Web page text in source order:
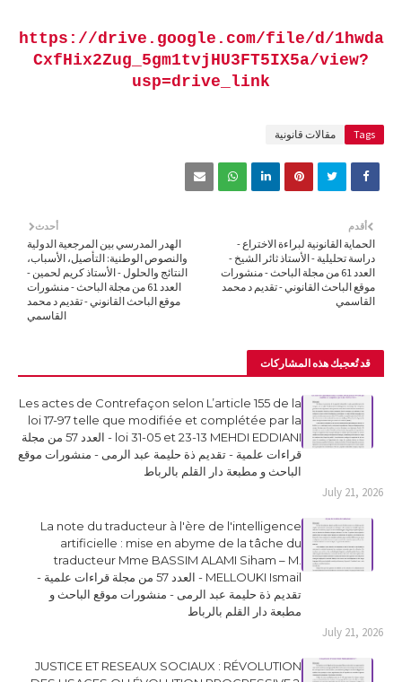
https://drive.google.com/file/d/1hwda
CxfHix2Zug_5gm1tvjHU3FT5IX5a/view?
usp=drive_link
Tags مقالات قانونية
أحدث
الهدر المدرسي بين المرجعية الدولية
والنصوص الوطنية: التأصيل، الأسباب،
النتائج والحلول - الأستاذ كريم لحمين -
العدد 61 من مجلة الباحث - منشورات
موقع الباحث القانوني - تقديم د محمد
القاسمي
أقدم
الحماية القانونية لبراءة الاختراع -
دراسة تحليلية - الأستاذ ثائر الشيخ -
العدد 61 من مجلة الباحث - منشورات
موقع الباحث القانوني - تقديم د محمد
القاسمي
قد تُعجبك هذه المشاركات
Les actes de Contrefaçon selon L’article 155 de la
loi 17-97 telle que modifiée et complétée par la
loi 31-05 et 23-13 MEHDI EDDIANI - العدد 57 من مجلة
قراءات علمية - تقديم ذة حليمة عبد الرمى - منشورات موقع
الباحث و مطبعة دار القلم بالرباط
July 21, 2026
La note du traducteur à l'ère de l'intelligence
artificielle : mise en abyme de la tâche du
traducteur Mme BASSIM ALAMI Siham – M.
MELLOUKI Ismail - العدد 57 من مجلة قراءات علمية -
تقديم ذة حليمة عبد الرمى - منشورات موقع الباحث و
مطبعة دار القلم بالرباط
July 21, 2026
JUSTICE ET RESEAUX SOCIAUX : RÉVOLUTION